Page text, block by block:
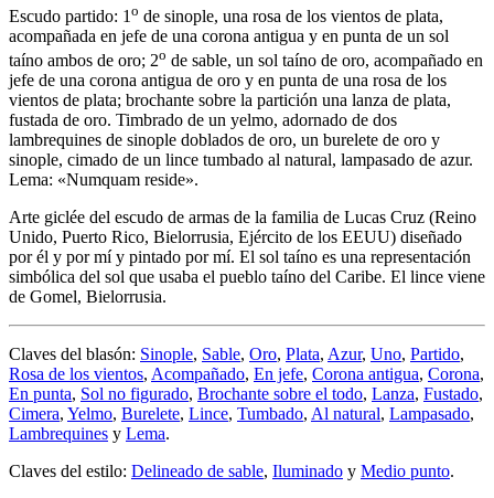
Escudo partido: 1 o de sinople, una rosa de los vientos de plata,
acompañada en jefe de una corona antigua y en punta de un sol
taíno ambos de oro; 2o de sable, un sol taíno de oro, acompañado en
jefe de una corona antigua de oro y en punta de una rosa de los
vientos de plata; brochante sobre la partición una lanza de plata,
fustada de oro. Timbrado de un yelmo, adornado de dos
lambrequines de sinople doblados de oro, un burelete de oro y
sinople, cimado de un lince tumbado al natural, lampasado de azur.
Lema: «Numquam reside».
Arte giclée del escudo de armas de la familia de Lucas Cruz (Reino
Unido, Puerto Rico, Bielorrusia, Ejército de los EEUU) diseñado
por él y por mí y pintado por mí. El sol taíno es una representación
simbólica del sol que usaba el pueblo taíno del Caribe. El lince viene
de Gomel, Bielorrusia.
Claves del blasón: Sinople, Sable, Oro, Plata, Azur, Uno, Partido,
Rosa de los vientos, Acompañado, En jefe, Corona antigua, Corona,
En punta, Sol no figurado, Brochante sobre el todo, Lanza, Fustado,
Cimera, Yelmo, Burelete, Lince, Tumbado, Al natural, Lampasado,
Lambrequines y Lema.
Claves del estilo: Delineado de sable, Iluminado y Medio punto.